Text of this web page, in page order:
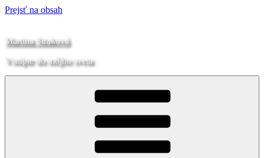
Prejsť na obsah
Martina Straková
Vstúpte do môjho sveta